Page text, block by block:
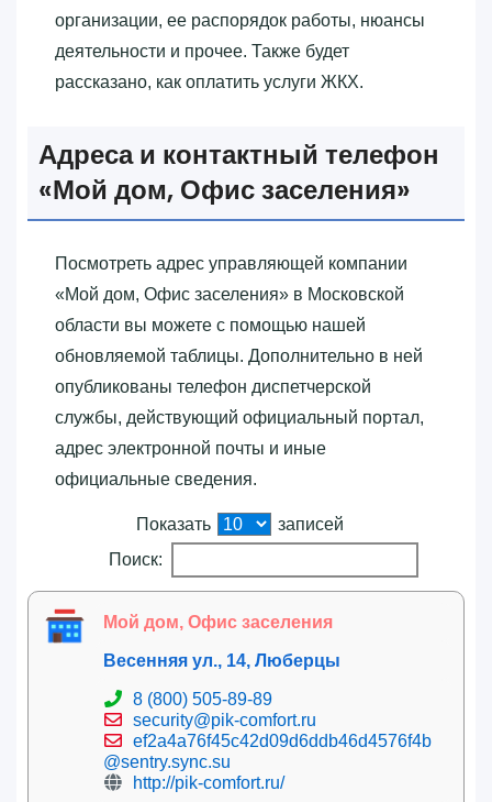
организации, ее распорядок работы, нюансы
деятельности и прочее. Также будет
рассказано, как оплатить услуги ЖКХ.
Адреса и контактный телефон
«‎Мой дом, Офис заселения»‎
Посмотреть адрес управляющей компании
«‎Мой дом, Офис заселения»‎ в Московской
области вы можете с помощью нашей
обновляемой таблицы. Дополнительно в ней
опубликованы телефон диспетчерской
службы, действующий официальный портал,
адрес электронной почты и иные
официальные сведения.
Показать
записей
Поиск:
Мой дом, Офис заселения
Весенняя ул., 14, Люберцы
8 (800) 505-89-89
security@pik-comfort.ru
ef2a4a76f45c42d09d6ddb46d4576f4b
@sentry.sync.su
http://pik-comfort.ru/